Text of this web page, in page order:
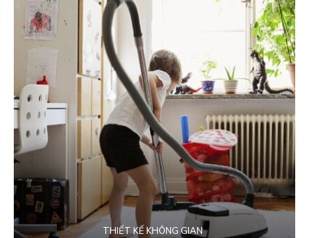
THIẾT KẾ KHÔNG GIAN